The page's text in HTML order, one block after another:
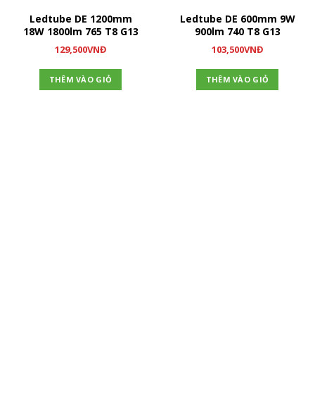
Ledtube DE 1200mm
18W 1800lm 765 T8 G13
129,500VNĐ
THÊM VÀO GIỎ
Ledtube DE 600mm 9W
900lm 740 T8 G13
103,500VNĐ
THÊM VÀO GIỎ